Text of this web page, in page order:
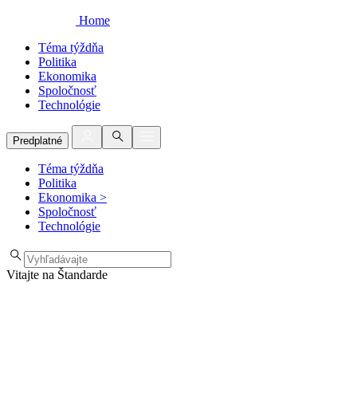
Home
Téma týždňa
Politika
Ekonomika
Spoločnosť
Technológie
Predplatné
Téma týždňa
Politika
Ekonomika >
Spoločnosť
Technológie
Vitajte na Štandarde